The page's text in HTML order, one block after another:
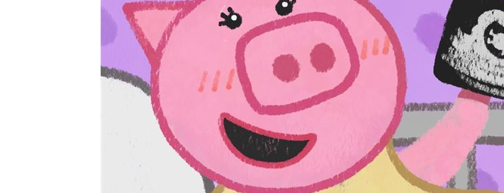
LIVE三立+24小時直播 15:27
三立iNEWS新聞台線上直播 18:00
商場戰國來臨 台中「頂奢大道」逐漸成形 12:00
台彩父親節推新刮刮樂千萬頭獎超「爸」氣
「拍片人的多重宇宙」職涯論壇9/12登場！
8國球員齊聚高雄 Formosa 7s掀足球熱潮 10:00